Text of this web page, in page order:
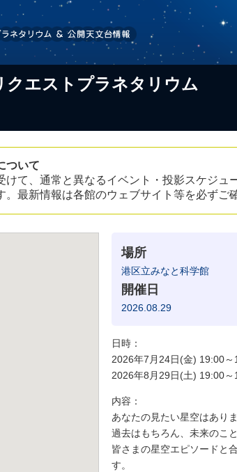
クエストプラネタリウム
ついて
けて、通常と異なるイベント・投影スケジュ
。最新情報は各館のウェブサイト等を必ずご
場所
港区立みなと科学館
開催日
2026.08.29
日時：
2026年7月24日(金) 19:00～
2026年8月29日(土) 19:00～
内容：
あなたの見たい星空はあり
過去はもちろん、未来のこ
皆さまの星空エピソードと
す。